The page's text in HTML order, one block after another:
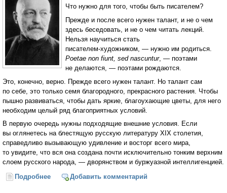
Что нужно для того, чтобы быть писателем?
Прежде и после всего нужен талант, и не о чем
здесь беседовать, и не о чем читать лекций.
Нельзя научиться стать
писателем-художником , — нужно им родиться.
Poetae non fiunt, sed nascuntur, — поэтами
не делаются, — поэтами рождаются.
Это, конечно, верно. Прежде всего нужен талант. Но талант сам
по себе, это только семя благородного, прекрасного растения. Чтобы
пышно развиваться, чтобы дать яркие, благоухающие цветы, для него
необходим целый ряд благоприятных условий.
В первую очередь нужны подходящие внешние условия. Если
вы оглянетесь на блестящую русскую литературу XIX столетия,
справедливо вызывающую удивление и восторг всего мира,
то увидите, что вся она создана почти исключительно тонким верхним
слоем русского народа, — дворянством и буржуазной интеллигенцией.
Подробнее о Что нужно для того, чтобы быть писателем?
Добавить комментарий